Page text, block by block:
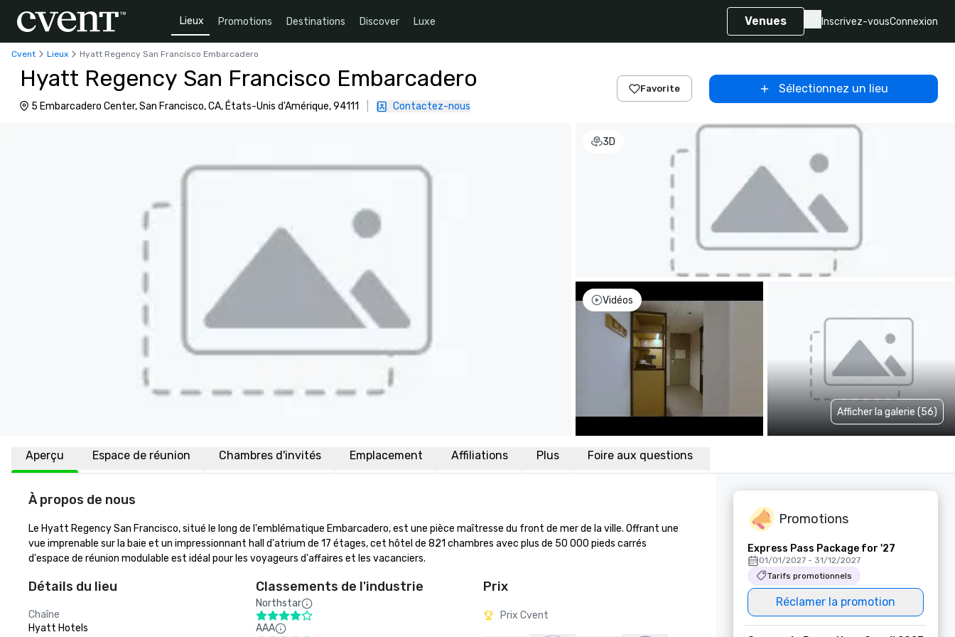
Lieux Promotions Destinations Discover Luxe Venues Inscrivez-vousConnexion
Cvent Lieux Hyatt Regency San Francisco Embarcadero
Hyatt Regency San Francisco Embarcadero
5 Embarcadero Center, San Francisco, CA, États-Unis d'Amérique, 94111 Contactez-nous
Favorite Sélectionnez un lieu
3D
Vidéos
Afficher la galerie (56)
Aperçu Espace de réunion Chambres d'invités Emplacement Affiliations Plus Foire aux questions
À propos de nous
Le Hyatt Regency San Francisco, situé le long de l'emblématique Embarcadero, est une pièce maîtresse du front de mer de la ville. Offrant une
vue imprenable sur la baie et un impressionnant hall d'atrium de 17 étages, cet hôtel de 821 chambres avec plus de 50 000 pieds carrés
d'espace de réunion modulable est idéal pour les voyageurs d'affaires et les vacanciers.
Détails du lieu
Chaîne
Hyatt Hotels
Classements de l'industrie
Northstar
AAA
Prix
Prix Cvent
Promotions
Express Pass Package for '27
01/01/2027 - 31/12/2027
Tarifs promotionnels
Réclamer la promotion